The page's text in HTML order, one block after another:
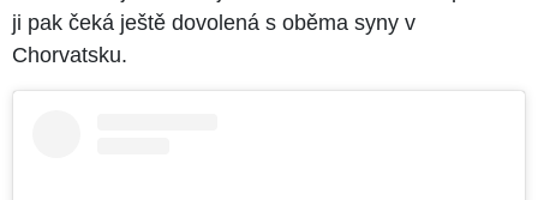
ji pak čeká ještě dovolená s oběma syny v
Chorvatsku.